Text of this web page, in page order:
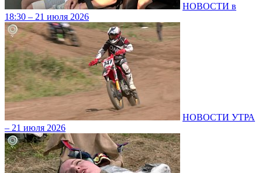
НОВОСТИ в
18:30 – 21 июля 2026
НОВОСТИ УТРА
– 21 июля 2026